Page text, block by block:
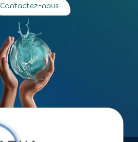
Contactez-nous